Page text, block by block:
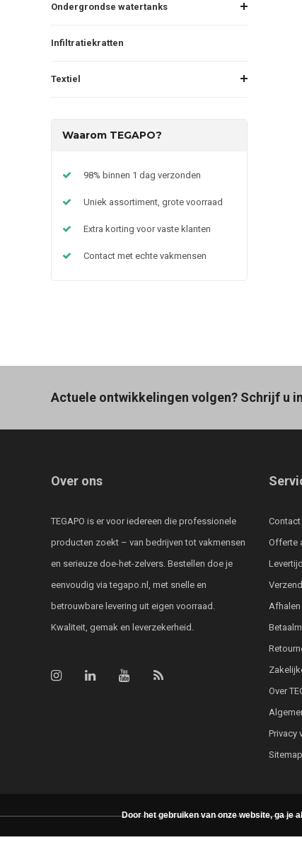
Ondergrondse watertanks
Infiltratiekratten
Textiel
Waarom TEGAPO?
98% binnen 1 dag verzonden
Uniek assortiment, grote voorraad
Extra korting voor vaste klanten
Contact met echte vakmensen
Actuele ontwikkelingen volgen? Schrijf u
Over ons
TEGAPO is er voor iedereen die professionele
producten zoekt – van bedrijven tot vakmensen
en serieuze doe-het-zelvers. Bestellen doe je
eenvoudig via tegapo.nl, met snelle en
betrouwbare levering uit eigen voorraad.
Kwaliteit, gemak en leverzekerheid.
Contact
Offerte
Levertijd
Afhalen
Over
Privacy
Sitemap
Door het gebruiken van onze website, ga je